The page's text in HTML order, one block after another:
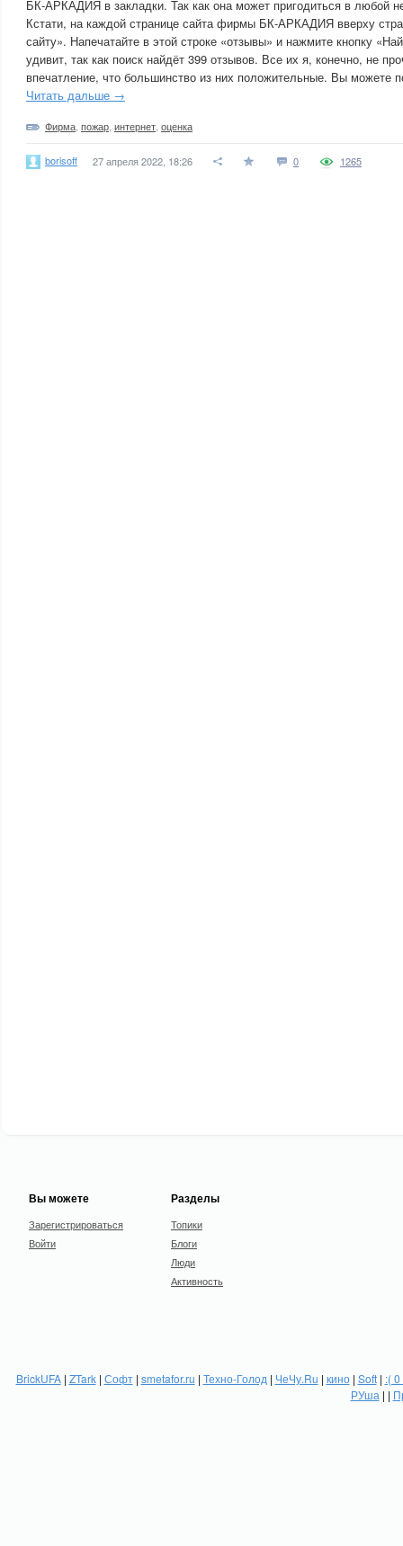
БК-АРКАДИЯ в закладки. Так как она может пригодиться в любой
Кстати, на каждой странице сайта фирмы БК-АРКАДИЯ вверху
сайту». Напечатайте в этой строке «отзывы» и нажмите кнопку
удивит, так как поиск найдёт 399 отзывов. Все их я, конечно, не
впечатление, что большинство из них положительные. Вы можете
Читать дальше →
Фирма пожар интернет оценка
borisoff 27 апреля 2022, 18:26 0 1265
Вы можете
Зарегистрироваться
Войти
Разделы
Топики
Блоги
Люди
Активность
BrickUFA| ZTark| Софт| smetafor.ru | Техно-Голод | ЧеЧу.Ru | кино| Soft| :(
РУша | |